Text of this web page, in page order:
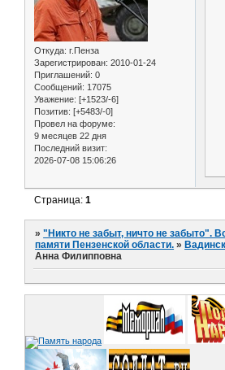
Откуда: г.Пенза
Зарегистрирован: 2010-01-24
Приглашений: 0
Сообщений: 17075
Уважение: [+1523/-6]
Позитив: [+5483/-0]
Провел на форуме:
9 месяцев 22 дня
Последний визит:
2026-07-08 15:06:26
Страница:1
»"Никто не забыт, ничто не забыто".
памяти Пензенской области. »
Анна Филипповна